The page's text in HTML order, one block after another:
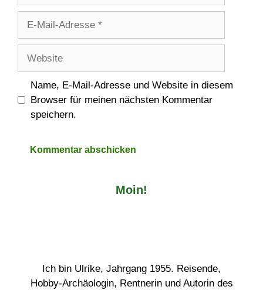
Adresse
Name, E-Mail-Adresse und Website in diesem
Browser für meinen nächsten Kommentar
speichern.
Moin!
Ich bin Ulrike, Jahrgang 1955. Reisende,
Hobby-Archäologin, Rentnerin und Autorin des